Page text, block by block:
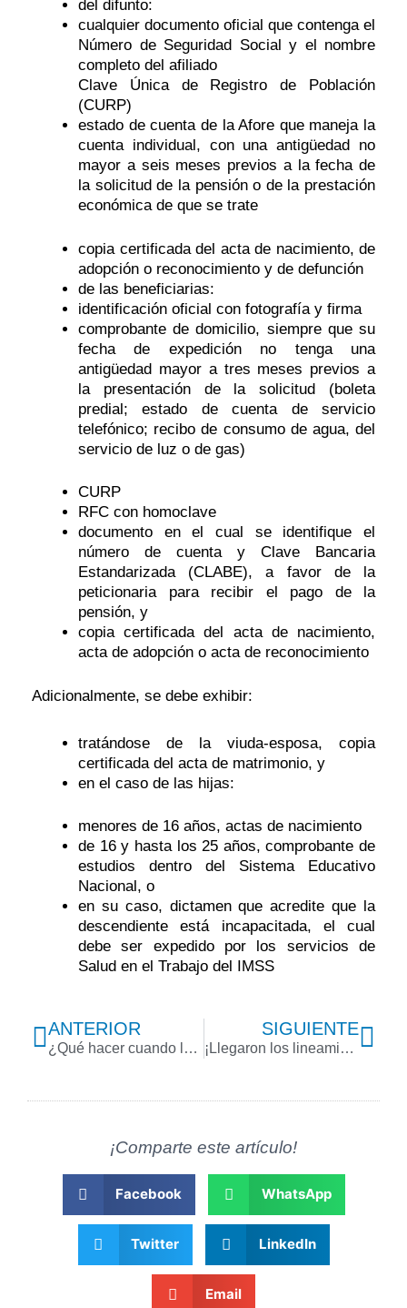
del difunto:
cualquier documento oficial que contenga el
Número de Seguridad Social y el nombre
completo del afiliado
Clave Única de Registro de Población
(CURP)
estado de cuenta de la Afore que maneja la
cuenta individual, con una antigüedad no
mayor a seis meses previos a la fecha de
la solicitud de la pensión o de la prestación
económica de que se trate
copia certificada del acta de nacimiento, de
adopción o reconocimiento y de defunción
de las beneficiarias:
identificación oficial con fotografía y firma
comprobante de domicilio, siempre que su
fecha de expedición no tenga una
antigüedad mayor a tres meses previos a
la presentación de la solicitud (boleta
predial; estado de cuenta de servicio
telefónico; recibo de consumo de agua, del
servicio de luz o de gas)
CURP
RFC con homoclave
documento en el cual se identifique el
número de cuenta y Clave Bancaria
Estandarizada (CLABE), a favor de la
peticionaria para recibir el pago de la
pensión, y
copia certificada del acta de nacimiento,
acta de adopción o acta de reconocimiento
Adicionalmente, se debe exhibir:
tratándose de la viuda-esposa, copia
certificada del acta de matrimonio, y
en el caso de las hijas:
menores de 16 años, actas de nacimiento
de 16 y hasta los 25 años, comprobante de
estudios dentro del Sistema Educativo
Nacional, o
en su caso, dictamen que acredite que la
descendiente está incapacitada, el cual
debe ser expedido por los servicios de
Salud en el Trabajo del IMSS
Previo
ANTERIOR
¿Qué hacer cuando los datos de un crédito no aparecen en la EBA?
SIGUIENTE
¡Llegaron los lineamientos para el padrón de subcontratación especializada!
¡Comparte este artículo!
Facebook WhatsApp
Twitter LinkedIn
Email